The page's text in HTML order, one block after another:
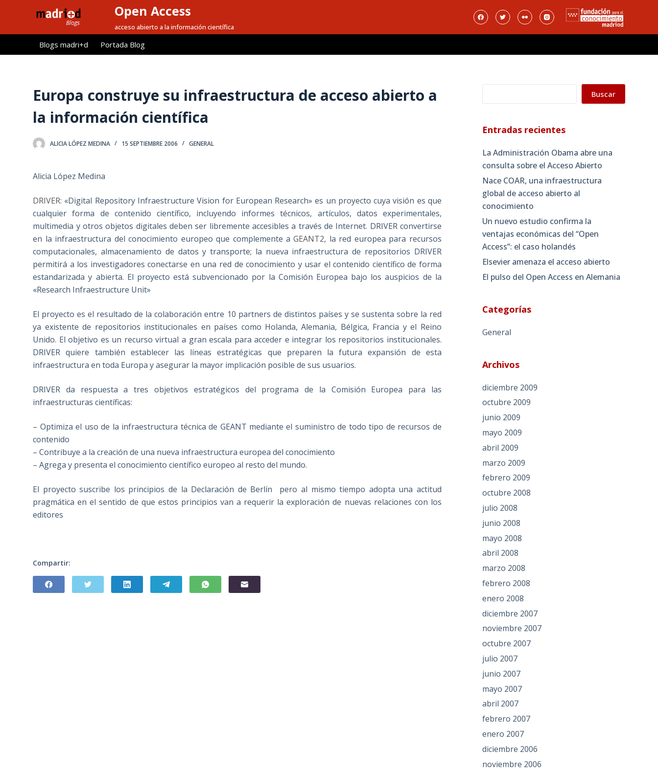
l
Open Access
acceso abierto a la información científica
Blogs madri+d Portada Blog
Europa construye su infraestructura de acceso abierto a
la información científica
ALICIA LÓPEZ MEDINA 15 SEPTIEMBRE 2006 GENERAL
Alicia López Medina
DRIVER: «Digital Repository Infraestructure Vision for European Research» es un proyecto cuya visión es que
cualquier forma de contenido científico, incluyendo informes técnicos, artículos, datos experimentales,
multimedia y otros objetos digitales deben ser libremente accesibles a través de Internet. DRIVER convertirse
en la infraestructura del conocimiento europeo que complemente aGEANT2, la red europea para recursos
computacionales, almacenamiento de datos y transporte; la nueva infraestructura de repositorios DRIVER
permitirá a los investigadores conectarse en una red de conocimiento y usar el contenido científico de forma
estandarizada y abierta. El proyecto está subvencionado por la Comisión Europea bajo los auspicios de la
«Research Infraestructure Unit»
El proyecto es el resultado de la colaboración entre 10 partners de distintos países y se sustenta sobre la red
ya existente de repositorios institucionales en países como Holanda, Alemania, Bélgica, Francia y el Reino
Unido. El objetivo es un recurso virtual a gran escala para acceder e integrar los repositorios institucionales.
DRIVER quiere también establecer las líneas estratégicas que preparen la futura expansión de esta
infraestructura en toda Europa y asegurar la mayor implicación posible de sus usuarios.
DRIVER da respuesta a tres objetivos estratégicos del programa de la Comisión Europea para las
infraestructuras científicas:
– Optimiza el uso de la infraestructura técnica de GEANT mediante el suministro de todo tipo de recursos de
contenido
– Contribuye a la creación de una nueva infraestructura europea del conocimiento
– Agrega y presenta el conocimiento científico europeo al resto del mundo.
El proyecto suscribe los principios de la Declaración de Berlín pero al mismo tiempo adopta una actitud
pragmática en el sentido de que estos principios van a requerir la exploración de nuevas relaciones con los
editores
Compartir:
Buscar
Entradas recientes
La Administración Obama abre una
consulta sobre el Acceso Abierto
Nace COAR, una infraestructura
global de acceso abierto al
conocimiento
Un nuevo estudio confirma la
ventajas económicas del “Open
Access”: el caso holandés
Elsevier amenaza el acceso abierto
El pulso del Open Access en Alemania
Categorías
General
Archivos
diciembre 2009
octubre 2009
junio 2009
mayo 2009
abril 2009
marzo 2009
febrero 2009
octubre 2008
julio 2008
junio 2008
mayo 2008
abril 2008
marzo 2008
febrero 2008
enero 2008
diciembre 2007
noviembre 2007
octubre 2007
julio 2007
junio 2007
mayo 2007
abril 2007
febrero 2007
enero 2007
diciembre 2006
noviembre 2006